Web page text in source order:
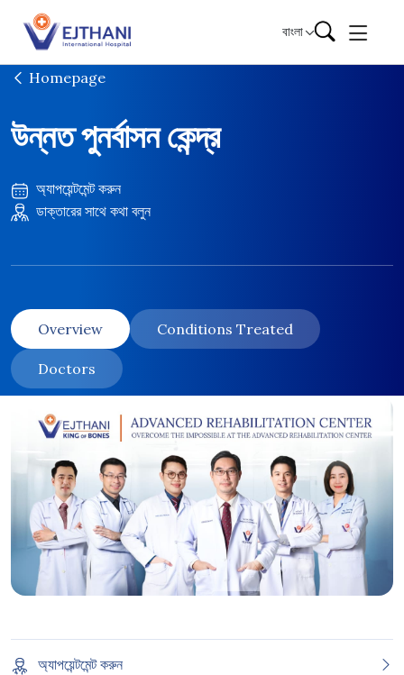
Skip to content
বাংলা
Homepage
উন্নত পুনর্বাসন কেন্দ্র
অ্যাপয়েন্টমেন্ট করুন
ডাক্তারের সাথে কথা বলুন
Overview Conditions Treated
Doctors
অ্যাপয়েন্টমেন্ট করুন